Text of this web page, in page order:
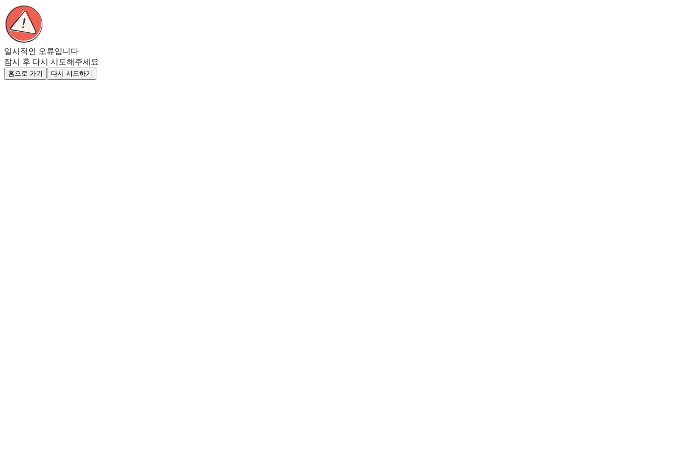
일시적인 오류입니다
잠시 후 다시 시도해주세요
홈으로 가기 다시 시도하기